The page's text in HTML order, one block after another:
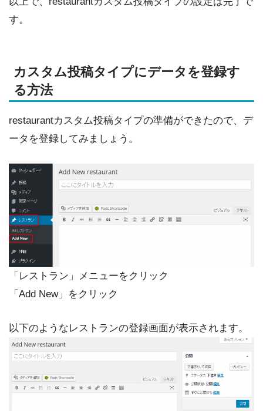
す。
カスタム投稿タイプにデータを登録す
る方法
restaurantカスタム投稿タイプの準備ができたので、デ
ータを登録してみましょう。
「レストラン」メニューをクリック
「Add New」をクリック
以下のようなレストランの登録画面が表示されます。